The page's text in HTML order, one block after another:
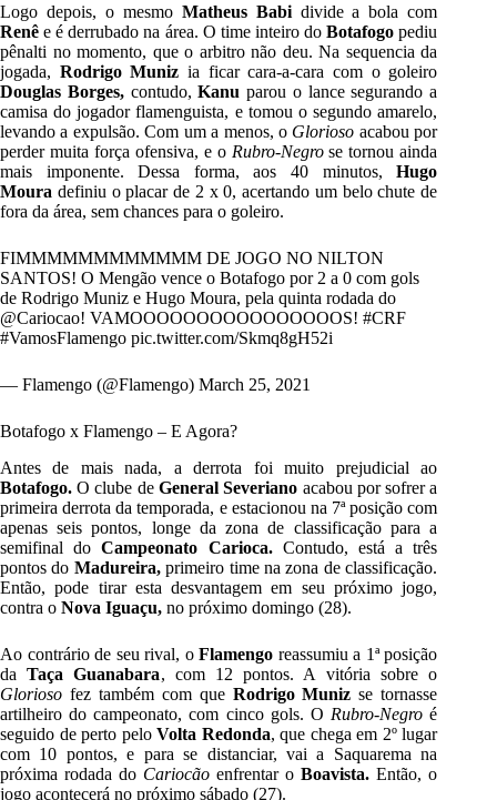
Logo depois, o mesmo Matheus Babi divide a bola com
Renêe é derrubado na área. O time inteiro doBotafogopediu
pênalti no momento, que o arbitro não deu. Na sequencia da
jogada, Rodrigo Muniz ia ficar cara-a-cara com o goleiro
Douglas Borges, contudo,Kanuparou o lance segurando a
camisa do jogador flamenguista, e tomou o segundo amarelo,
levando a expulsão. Com um a menos, o Glorioso acabou por
perder muita força ofensiva, e o Rubro-Negrose tornou ainda
mais imponente. Dessa forma, aos 40 minutos,Hugo
Moura definiu o placar de 2 x 0, acertando um belo chute de
fora da área, sem chances para o goleiro.
FIMMMMMMMMMMMM DE JOGO NO NILTON
SANTOS! O Mengão vence o Botafogo por 2 a 0 com gols
de Rodrigo Muniz e Hugo Moura, pela quinta rodada do
@Cariocao! VAMOOOOOOOOOOOOOOOOS! #CRF
#VamosFlamengo pic.twitter.com/Skmq8gH52i
— Flamengo (@Flamengo) March 25, 2021
Botafogo x Flamengo – E Agora?
Antes de mais nada, a derrota foi muito prejudicial ao
Botafogo.O clube de General Severiano acabou por sofrer a
primeira derrota da temporada, e estacionou na 7ª posição com
apenas seis pontos, longe da zona de classificação para a
semifinal doCampeonato Carioca. Contudo, está a três
pontos do Madureira,primeiro time na zona de classificação.
Então, pode tirar esta desvantagem em seu próximo jogo,
contra o Nova Iguaçu, no próximo domingo (28).
Ao contrário de seu rival, oFlamengo reassumiu a 1ª posição
daTaça Guanabara, com 12 pontos. A vitória sobre o
Glorioso fez também com que Rodrigo Munizse tornasse
artilheiro do campeonato, com cinco gols. O Rubro-Negro é
seguido de perto peloVolta Redonda, que chega em 2º lugar
com 10 pontos, e para se distanciar, vai a Saquarema na
próxima rodada do Cariocãoenfrentar oBoavista.Então, o
jogo acontecerá no próximo sábado (27).